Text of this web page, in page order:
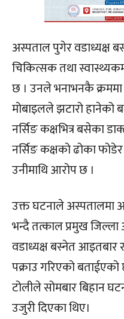
अस्पताल पुगेर वडाध्यक्ष
चिकित्सक तथा
छ । उनले भनाभनकै क्रममा
मोबाइलले झटारो
नर्सिङ कक्षभित्र बसेका
नर्सिङ कक्षको ढोका
उनीमाथि आरोप छ ।
उक्त घटनाले अस्पतालमा
भन्दै तत्काल प्रमुख जिल्ला
वडाध्यक्ष बस्नेत आइतबार
पक्राउ गरिएको
टोलीले सोमबार बिहान
उजुरी दिएका थिए।